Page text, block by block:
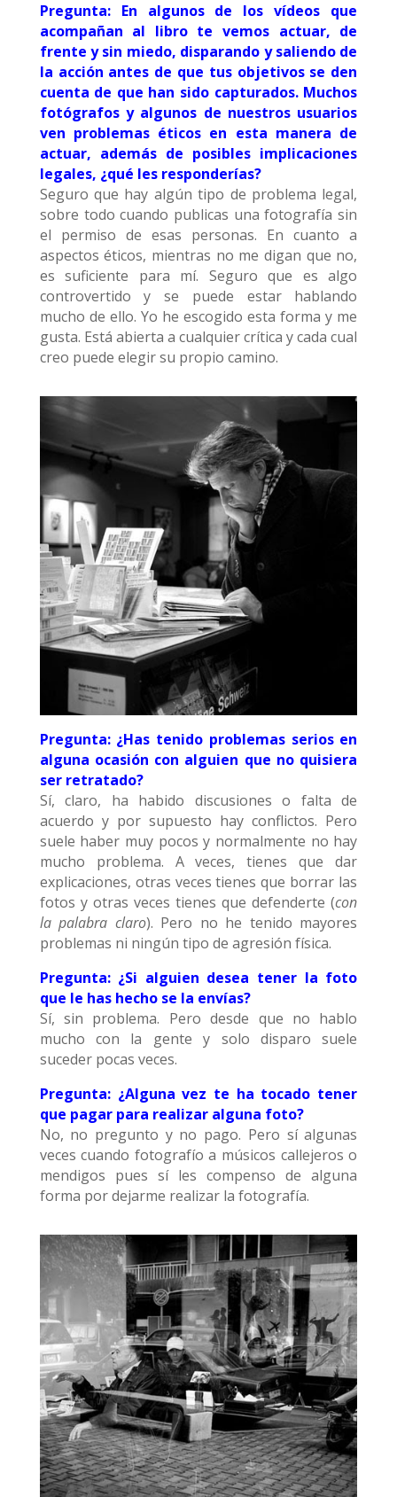
Pregunta: En algunos de los vídeos que
acompañan al libro te vemos actuar, de
frente y sin miedo, disparando y saliendo de
la acción antes de que tus objetivos se den
cuenta de que han sido capturados. Muchos
fotógrafos y algunos de nuestros usuarios
ven problemas éticos en esta manera de
actuar, además de posibles implicaciones
legales, ¿qué les responderías?
Seguro que hay algún tipo de problema legal,
sobre todo cuando publicas una fotografía sin
el permiso de esas personas. En cuanto a
aspectos éticos, mientras no me digan que no,
es suficiente para mí. Seguro que es algo
controvertido y se puede estar hablando
mucho de ello. Yo he escogido esta forma y me
gusta. Está abierta a cualquier crítica y cada cual
creo puede elegir su propio camino.
Pregunta: ¿Has tenido problemas serios en
alguna ocasión con alguien que no quisiera
ser retratado?
Sí, claro, ha habido discusiones o falta de
acuerdo y por supuesto hay conflictos. Pero
suele haber muy pocos y normalmente no hay
mucho problema. A veces, tienes que dar
explicaciones, otras veces tienes que borrar las
fotos y otras veces tienes que defenderte (con
la palabra claro). Pero no he tenido mayores
problemas ni ningún tipo de agresión física.
Pregunta: ¿Si alguien desea tener la foto
que le has hecho se la envías?
Sí, sin problema. Pero desde que no hablo
mucho con la gente y solo disparo suele
suceder pocas veces.
Pregunta: ¿Alguna vez te ha tocado tener
que pagar para realizar alguna foto?
No, no pregunto y no pago. Pero sí algunas
veces cuando fotografío a músicos callejeros o
mendigos pues sí les compenso de alguna
forma por dejarme realizar la fotografía.